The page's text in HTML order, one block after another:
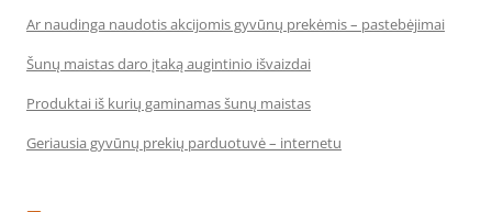
Ar naudinga naudotis akcijomis gyvūnų prekėmis – pastebėjimai
Šunų maistas daro įtaką augintinio išvaizdai
Produktai iš kurių gaminamas šunų maistas
Geriausia gyvūnų prekių parduotuvė – internetu